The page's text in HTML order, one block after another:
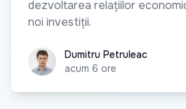
dezvoltarea relațiilor
noi investiții.
Dumitru Petruleac
Dumitru Petruleac
acum 6 ore